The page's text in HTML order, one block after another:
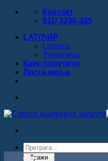
Прескочи
Контакт
011/ 3230-305
LAT/ЋИР
Latinica
Ћирилица
Како поручити
Листa жеља
Products
search
Тражи